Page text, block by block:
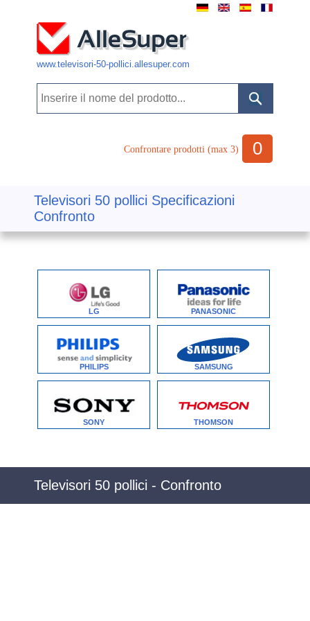
www.televisori-50-pollici.allesuper.com
Confrontare prodotti (max 3) 0
Televisori 50 pollici Specificazioni
Confronto
LG PANASONIC
PHILIPS SAMSUNG
SONY THOMSON
Televisori 50 pollici - Confronto